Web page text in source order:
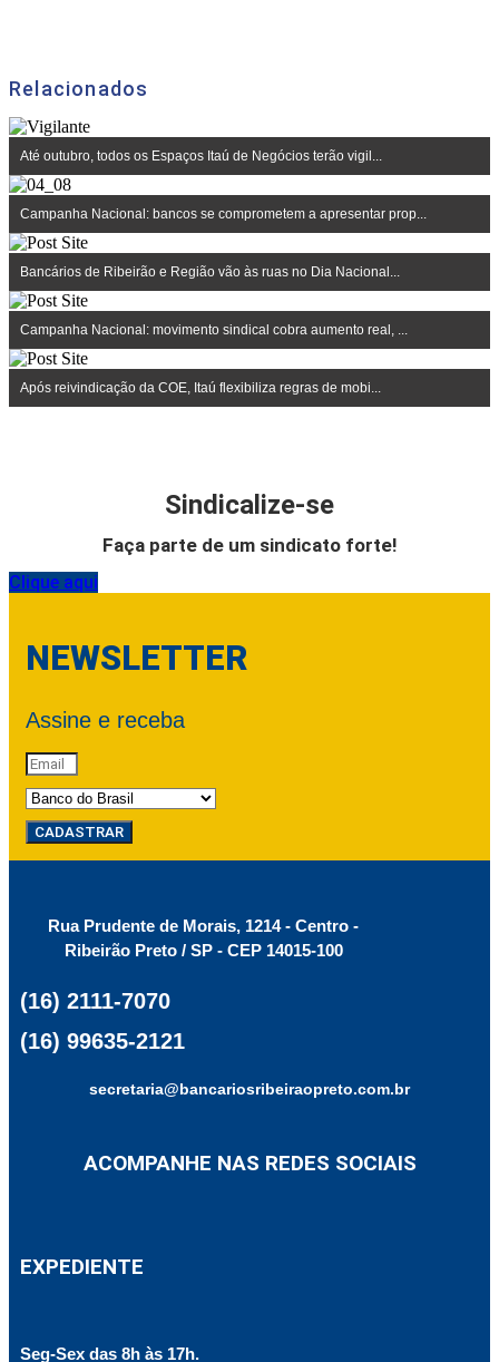
Relacionados
Até outubro, todos os Espaços Itaú de Negócios terão vigil...
Campanha Nacional: bancos se comprometem a apresentar prop...
Bancários de Ribeirão e Região vão às ruas no Dia Nacional...
Campanha Nacional: movimento sindical cobra aumento real, ...
Após reivindicação da COE, Itaú flexibiliza regras de mobi...
Sindicalize-se
Faça parte de um sindicato forte!
Clique aqui
NEWSLETTER
Assine e receba
CADASTRAR
Rua Prudente de Morais, 1214 - Centro -
Ribeirão Preto / SP - CEP 14015-100
(16) 2111-7070
(16) 99635-2121
secretaria@bancariosribeiraopreto.com.br
ACOMPANHE NAS REDES SOCIAIS
EXPEDIENTE
Seg-Sex das 8h às 17h.